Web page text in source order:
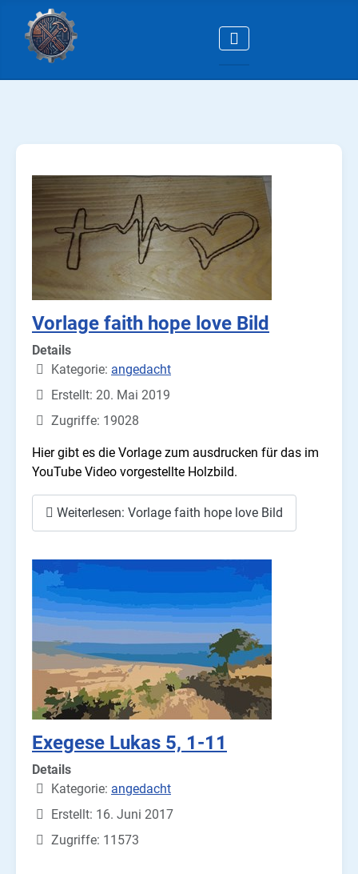
Vorlage faith hope love Bild
Details
Kategorie: angedacht
Erstellt: 20. Mai 2019
Zugriffe: 19028
Hier gibt es die Vorlage zum ausdrucken für das im
YouTube Video vorgestellte Holzbild.
Weiterlesen: Vorlage faith hope love Bild
Exegese Lukas 5, 1-11
Details
Kategorie: angedacht
Erstellt: 16. Juni 2017
Zugriffe: 11573